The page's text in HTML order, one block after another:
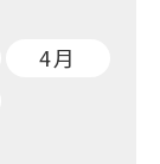
4月